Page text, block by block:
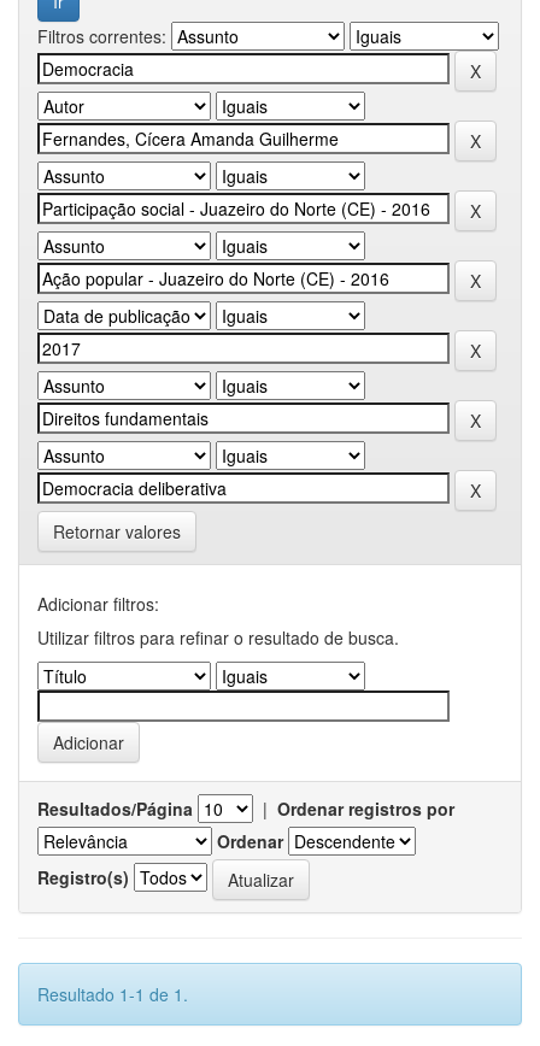
Filtros correntes:
Retornar valores
Adicionar filtros:
Utilizar filtros para refinar o resultado de busca.
Resultados/Página | Ordenar registros por
Ordenar
Registro(s)
Resultado 1-1 de 1.